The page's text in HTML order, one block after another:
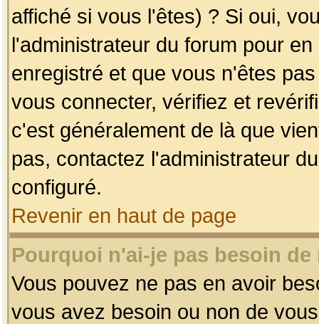
affiché si vous l'êtes) ? Si oui,
l'administrateur du forum pour
enregistré et que vous n'êtes
vous connecter, vérifiez et
c'est généralement de là que
pas, contactez l'administrateur
configuré.
Revenir en haut de page
Pourquoi n'ai-je pas besoin
Vous pouvez ne pas en avoir
vous avez besoin ou non de